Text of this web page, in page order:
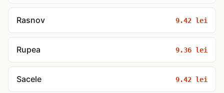
Rasnov 9.42 lei
Rupea 9.36 lei
Sacele 9.42 lei